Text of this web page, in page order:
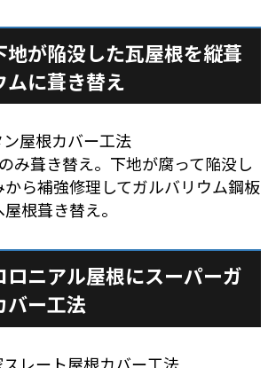
地が陥没した瓦屋根を縦葺
ムに葺き替え
み葺き替え。下地が腐って陥没し
ら補強修理してガルバリウム鋼板
根葺き替え。
ロニアル屋根にスーパーガ
バー工法